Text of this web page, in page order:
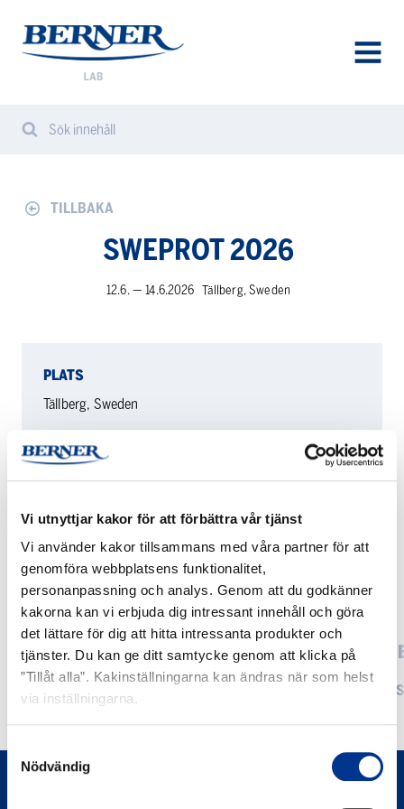
Vi utnyttjar kakor för att förbättra vår tjänst
Vi använder kakor tillsammans med våra partner för att
genomföra webbplatsens funktionalitet,
personanpassning och analys. Genom att du godkänner
kakorna kan vi erbjuda dig intressant innehåll och göra
det lättare för dig att hitta intressanta produkter och
tjänster. Du kan ge ditt samtycke genom att klicka på
”Tillåt alla”. Kakinställningarna kan ändras när som helst
via inställningarna.
Samtyckesval
Nödvändig
Berner
Lab
Search
Sök innehåll
TILLBAKA
SWEPROT 2026
12.6. — 14.6.2026 Tällberg, Sweden
PLATS
Tällberg, Sweden
DATUM
12.6. — 14.6.2026
HÄNDELSE
Bernerlab
på
the
2026
BERNERLAB PÅ THE MICROBIAL
FOODS CONFERENCE 2026
ChemBio
Finland